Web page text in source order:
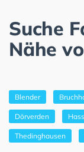
Suche
Nähe
Blender
Dörverden
Thedinghausen